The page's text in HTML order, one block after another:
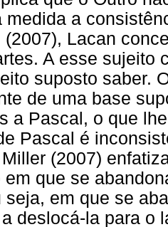
medida a
(2007), Lacan
A esse sujeito
suposto saber.
de uma base
a Pascal, o que
Pascal é
(2007)
em que se
seja, em que se
deslocá-la para o